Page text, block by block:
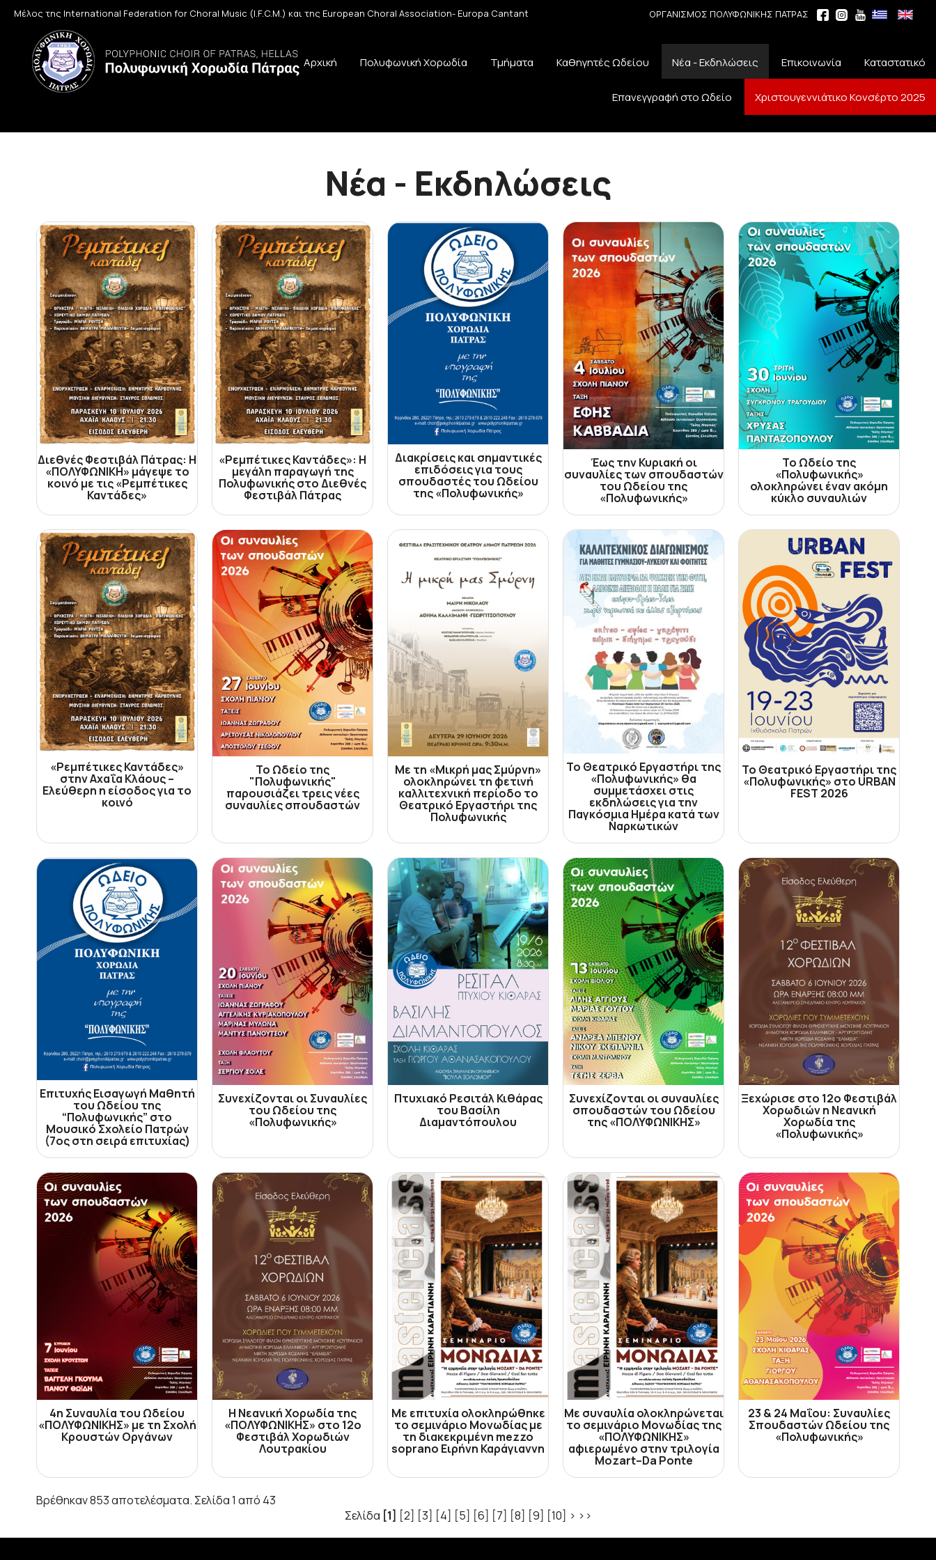
ΟΡΓΑΝΙΣΜΟΣ ΠΟΛΥΦΩΝΙΚΗΣ ΠΑΤΡΑΣ
Μέλος της International Federation for Choral Music (I.F.C.M.) και της European Choral Association- Europa Cantant
Αρχική Πολυφωνική Χορωδία Τμήματα Καθηγητές Ωδείου Νέα - Εκδηλώσεις Επικοινωνία Καταστατικό
Επανεγγραφή στο Ωδείο Χριστουγεννιάτικο Κονσέρτο 2025
Νέα - Εκδηλώσεις
Διεθνές Φεστιβάλ Πάτρας: Η
«ΠΟΛΥΦΩΝΙΚΗ» μάγεψε το
κοινό με τις «Ρεμπέτικες
Καντάδες»
«Ρεμπέτικες Καντάδες»: Η
μεγάλη παραγωγή της
Πολυφωνικής στο Διεθνές
Φεστιβάλ Πάτρας
Διακρίσεις και σημαντικές
επιδόσεις για τους
σπουδαστές του Ωδείου
της «Πολυφωνικής»
Έως την Κυριακή οι
συναυλίες των σπουδαστών
του Ωδείου της
«Πολυφωνικής»
Το Ωδείο της
«Πολυφωνικής»
ολοκληρώνει έναν ακόμη
κύκλο συναυλιών
«Ρεμπέτικες Καντάδες»
στην Αχαΐα Κλάους –
Ελεύθερη η είσοδος για το
κοινό
Το Ωδείο της
"Πολυφωνικής"
παρουσιάζει τρεις νέες
συναυλίες σπουδαστών
Με τη «Μικρή μας Σμύρνη»
ολοκληρώνει τη φετινή
καλλιτεχνική περίοδο το
Θεατρικό Εργαστήρι της
Πολυφωνικής
Το Θεατρικό Εργαστήρι της
«Πολυφωνικής» θα
συμμετάσχει στις
εκδηλώσεις για την
Παγκόσμια Ημέρα κατά των
Ναρκωτικών
Το Θεατρικό Εργαστήρι της
«Πολυφωνικής» στο URBAN
FEST 2026
Επιτυχής Εισαγωγή Μαθητή
του Ωδείου της
“Πολυφωνικής” στο
Μουσικό Σχολείο Πατρών
(7ος στη σειρά επιτυχίας)
Συνεχίζονται οι Συναυλίες
του Ωδείου της
«Πολυφωνικής»
Πτυχιακό Ρεσιτάλ Κιθάρας
του Βασίλη
Διαμαντόπουλου
Συνεχίζονται οι συναυλίες
σπουδαστών του Ωδείου
της «ΠΟΛΥΦΩΝΙΚΗΣ»
Ξεχώρισε στο 12ο Φεστιβάλ
Χορωδιών η Νεανική
Χορωδία της
«Πολυφωνικής»
4η Συναυλία του Ωδείου
«ΠΟΛΥΦΩΝΙΚΗΣ» με τη Σχολή
Κρουστών Οργάνων
Η Νεανική Χορωδία της
«ΠΟΛΥΦΩΝΙΚΗΣ» στο 12ο
Φεστιβάλ Χορωδιών
Λουτρακίου
Με επιτυχία ολοκληρώθηκε
το σεμινάριο Μονωδίας με
τη διακεκριμένη mezzo
soprano Ειρήνη Καράγιαννη
Με συναυλία ολοκληρώνεται
το σεμινάριο Μονωδίας της
«ΠΟΛΥΦΩΝΙΚΗΣ»
αφιερωμένο στην τριλογία
Mozart–Da Ponte
23 & 24 Μαΐου: Συναυλίες
Σπουδαστών Ωδείου της
«Πολυφωνικής»
Βρέθηκαν 853 αποτελέσματα. Σελίδα 1 από 43
Σελίδα [1] [2] [3] [4] [5] [6] [7] [8] [9] [10] > >>